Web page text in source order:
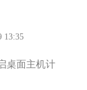
13:35
桌面主机计